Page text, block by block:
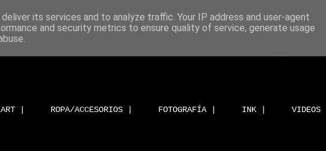
ART | ROPA/ACCESORIOS | FOTOGRAFÍA | INK | VIDEOS |
its services and to analyze traffic. Your IP address and user-agent
and security metrics to ensure quality of service, generate usage